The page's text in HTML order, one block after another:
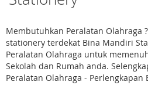
Membutuhkan Peralatan Olahraga
stationery terdekat Bina Mandiri
Peralatan Olahraga untuk
Sekolah dan Rumah anda.
Peralatan Olahraga - Perlengkapan